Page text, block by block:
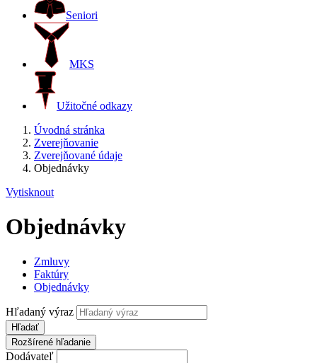
Seniori
MKS
Užitočné odkazy
Úvodná stránka
Zverejňovanie
Zverejňované údaje
Objednávky
Vytisknout
Objednávky
Zmluvy
Faktúry
Objednávky
Hľadaný výraz
Hľadať
Rozšírené hľadanie
Dodávateľ